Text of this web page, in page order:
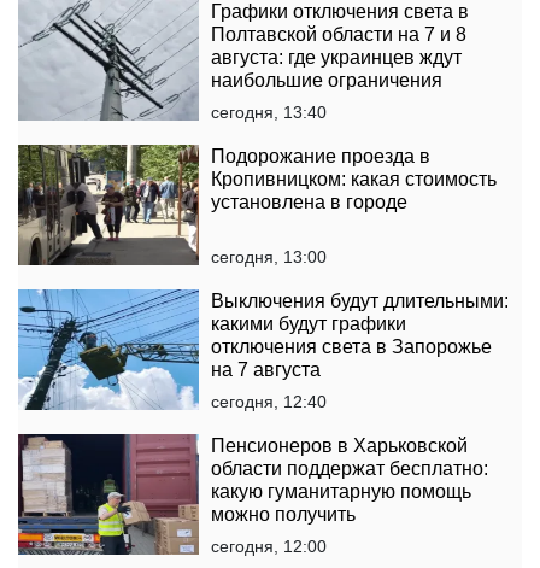
Графики отключения света в
Полтавской области на 7 и 8
августа: где украинцев ждут
наибольшие ограничения
сегодня, 13:40
Подорожание проезда в
Кропивницком: какая стоимость
установлена ​​в городе
сегодня, 13:00
Выключения будут длительными:
какими будут графики
отключения света в Запорожье
на 7 августа
сегодня, 12:40
Пенсионеров в Харьковской
области поддержат бесплатно:
какую гуманитарную помощь
можно получить
сегодня, 12:00